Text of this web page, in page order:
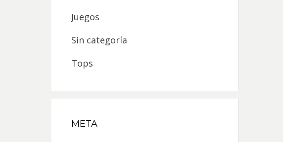
Juegos
Sin categoría
Tops
META